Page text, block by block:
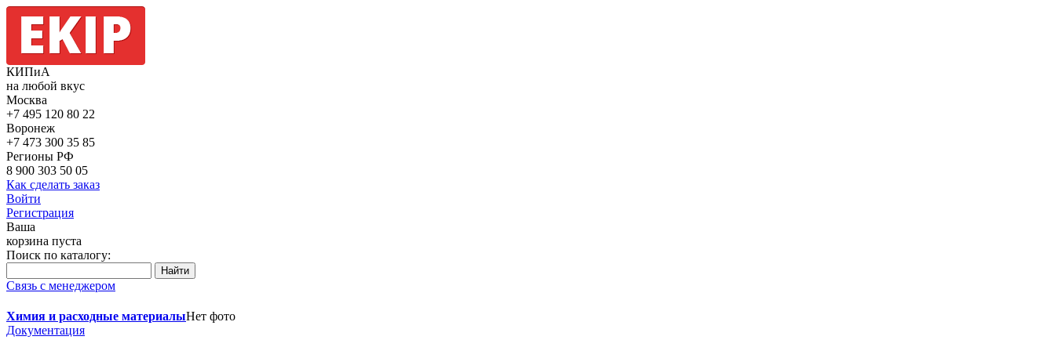
КИПиА
на любой вкус
Москва
+7 495 120 80 22
Воронеж
+7 473 300 35 85
Регионы РФ
8 900 303 50 05
Как сделать заказ
Войти
Регистрация
Ваша
корзина пуста
Поиск по каталогу:
Связь с менеджером
Химия и расходные материалыНет фото
Документация